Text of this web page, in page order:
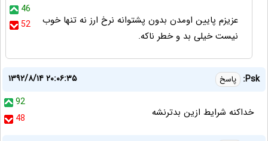
46
52
عزیزم پایین اومدن بدون پشتوانه نرخ ارز نه تنها خوب
نیست خیلی بد و خطر ناکه.
Psk: پاسخ
۱۳۹۲/۸/۱۴ ۲۰:۰۶:۳۵
92
48
خداكنه شرايط ازين بدترنشه